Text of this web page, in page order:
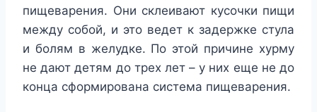
пищеварения. Они склеивают кусочки пищи
между собой, и это ведет к задержке стула
и болям в желудке. По этой причине хурму
не дают детям до трех лет – у них еще не до
конца сформирована система пищеварения.